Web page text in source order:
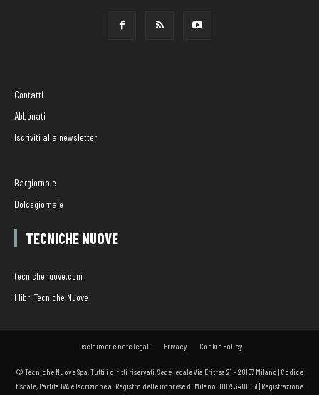
Contatti
Abbonati
Iscriviti alla newsletter
Bargiornale
Dolcegiornale
TECNICHE NUOVE
tecnichenuove.com
I libri Tecniche Nuove
Disclaimer e note legali Privacy Cookie Policy
© Tecniche Nuove Spa. Tutti i diritti riservati. Sede legale Via Eritrea 21 - 20157 Milano | Codice
fiscale, Partita IVA e Iscrizione al Registro delle imprese di Milano: 00753480151 | Registrazione